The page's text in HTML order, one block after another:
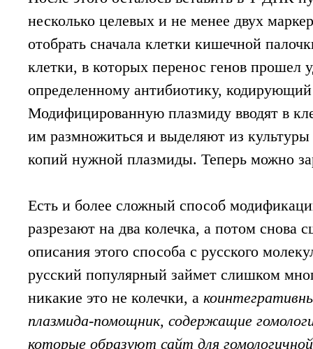
несколько целевых и не менее двух
отобрать сначала клетки кишечной
клетки, в которых перенос генов прошел
определенному антибиотику,
Модифицированную плазмиду вводят в
им размножиться и выделяют из
копий нужной плазмиды. Теперь можно
Есть и более сложный способ
разрезают на два колечка, а потом снова
описания этого способа с русского
русский популярный займет слишком
никакие это не колечки, а
плазмида-помощник, содержащие
которые образуют сайт для